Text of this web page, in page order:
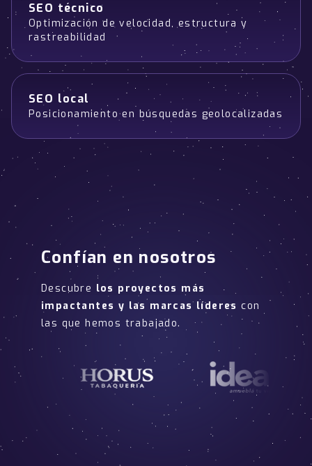
SEO técnico
Optimización de velocidad, estructura y
rastreabilidad
SEO local
Posicionamiento en búsquedas geolocalizadas
Confían en nosotros
Descubre los proyectos más
impactantes y las marcas líderes con
las que hemos trabajado.